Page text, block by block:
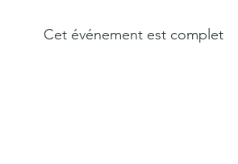
Cet événement est complet